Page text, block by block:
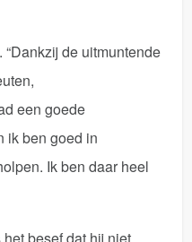
de uitmuntende
een goede
ik ben goed in
Ik ben daar heel